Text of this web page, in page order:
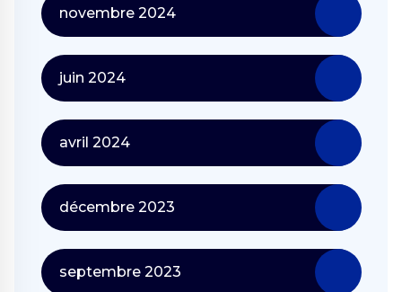
novembre 2024
juin 2024
avril 2024
décembre 2023
septembre 2023